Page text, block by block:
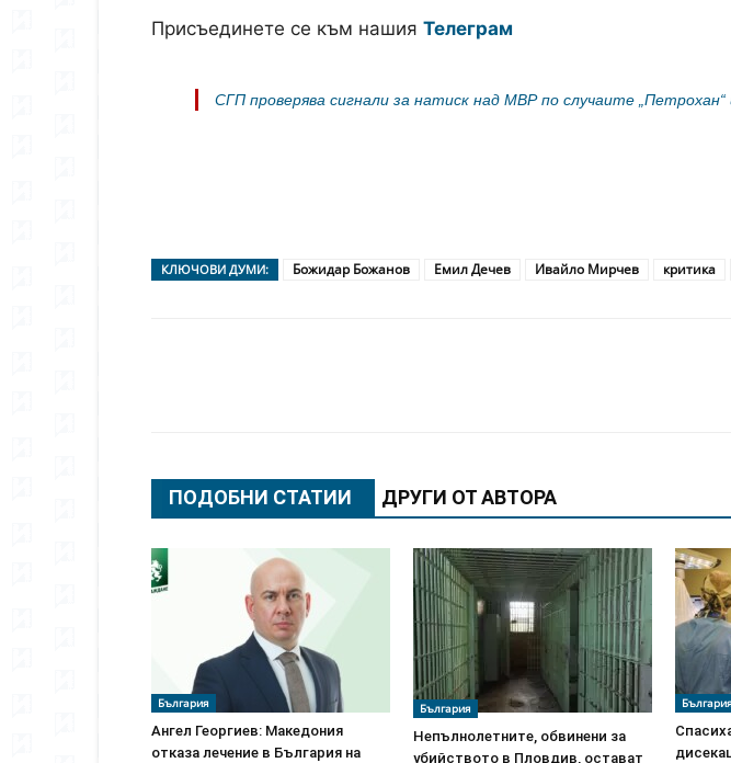
Присъединете се към нашия Телеграм
СГП проверява сигнали за натиск над МВР по случаите „Петрохан“
КЛЮЧОВИ ДУМИ: Божидар Божанов Емил Дечев Ивайло Мирчев критика
ПОДОБНИ СТАТИИ ДРУГИ ОТ АВТОРА
България
Ангел Георгиев: Македония
отказа лечение в България на
България
Непълнолетните, обвинени за
убийството в Пловдив, остават